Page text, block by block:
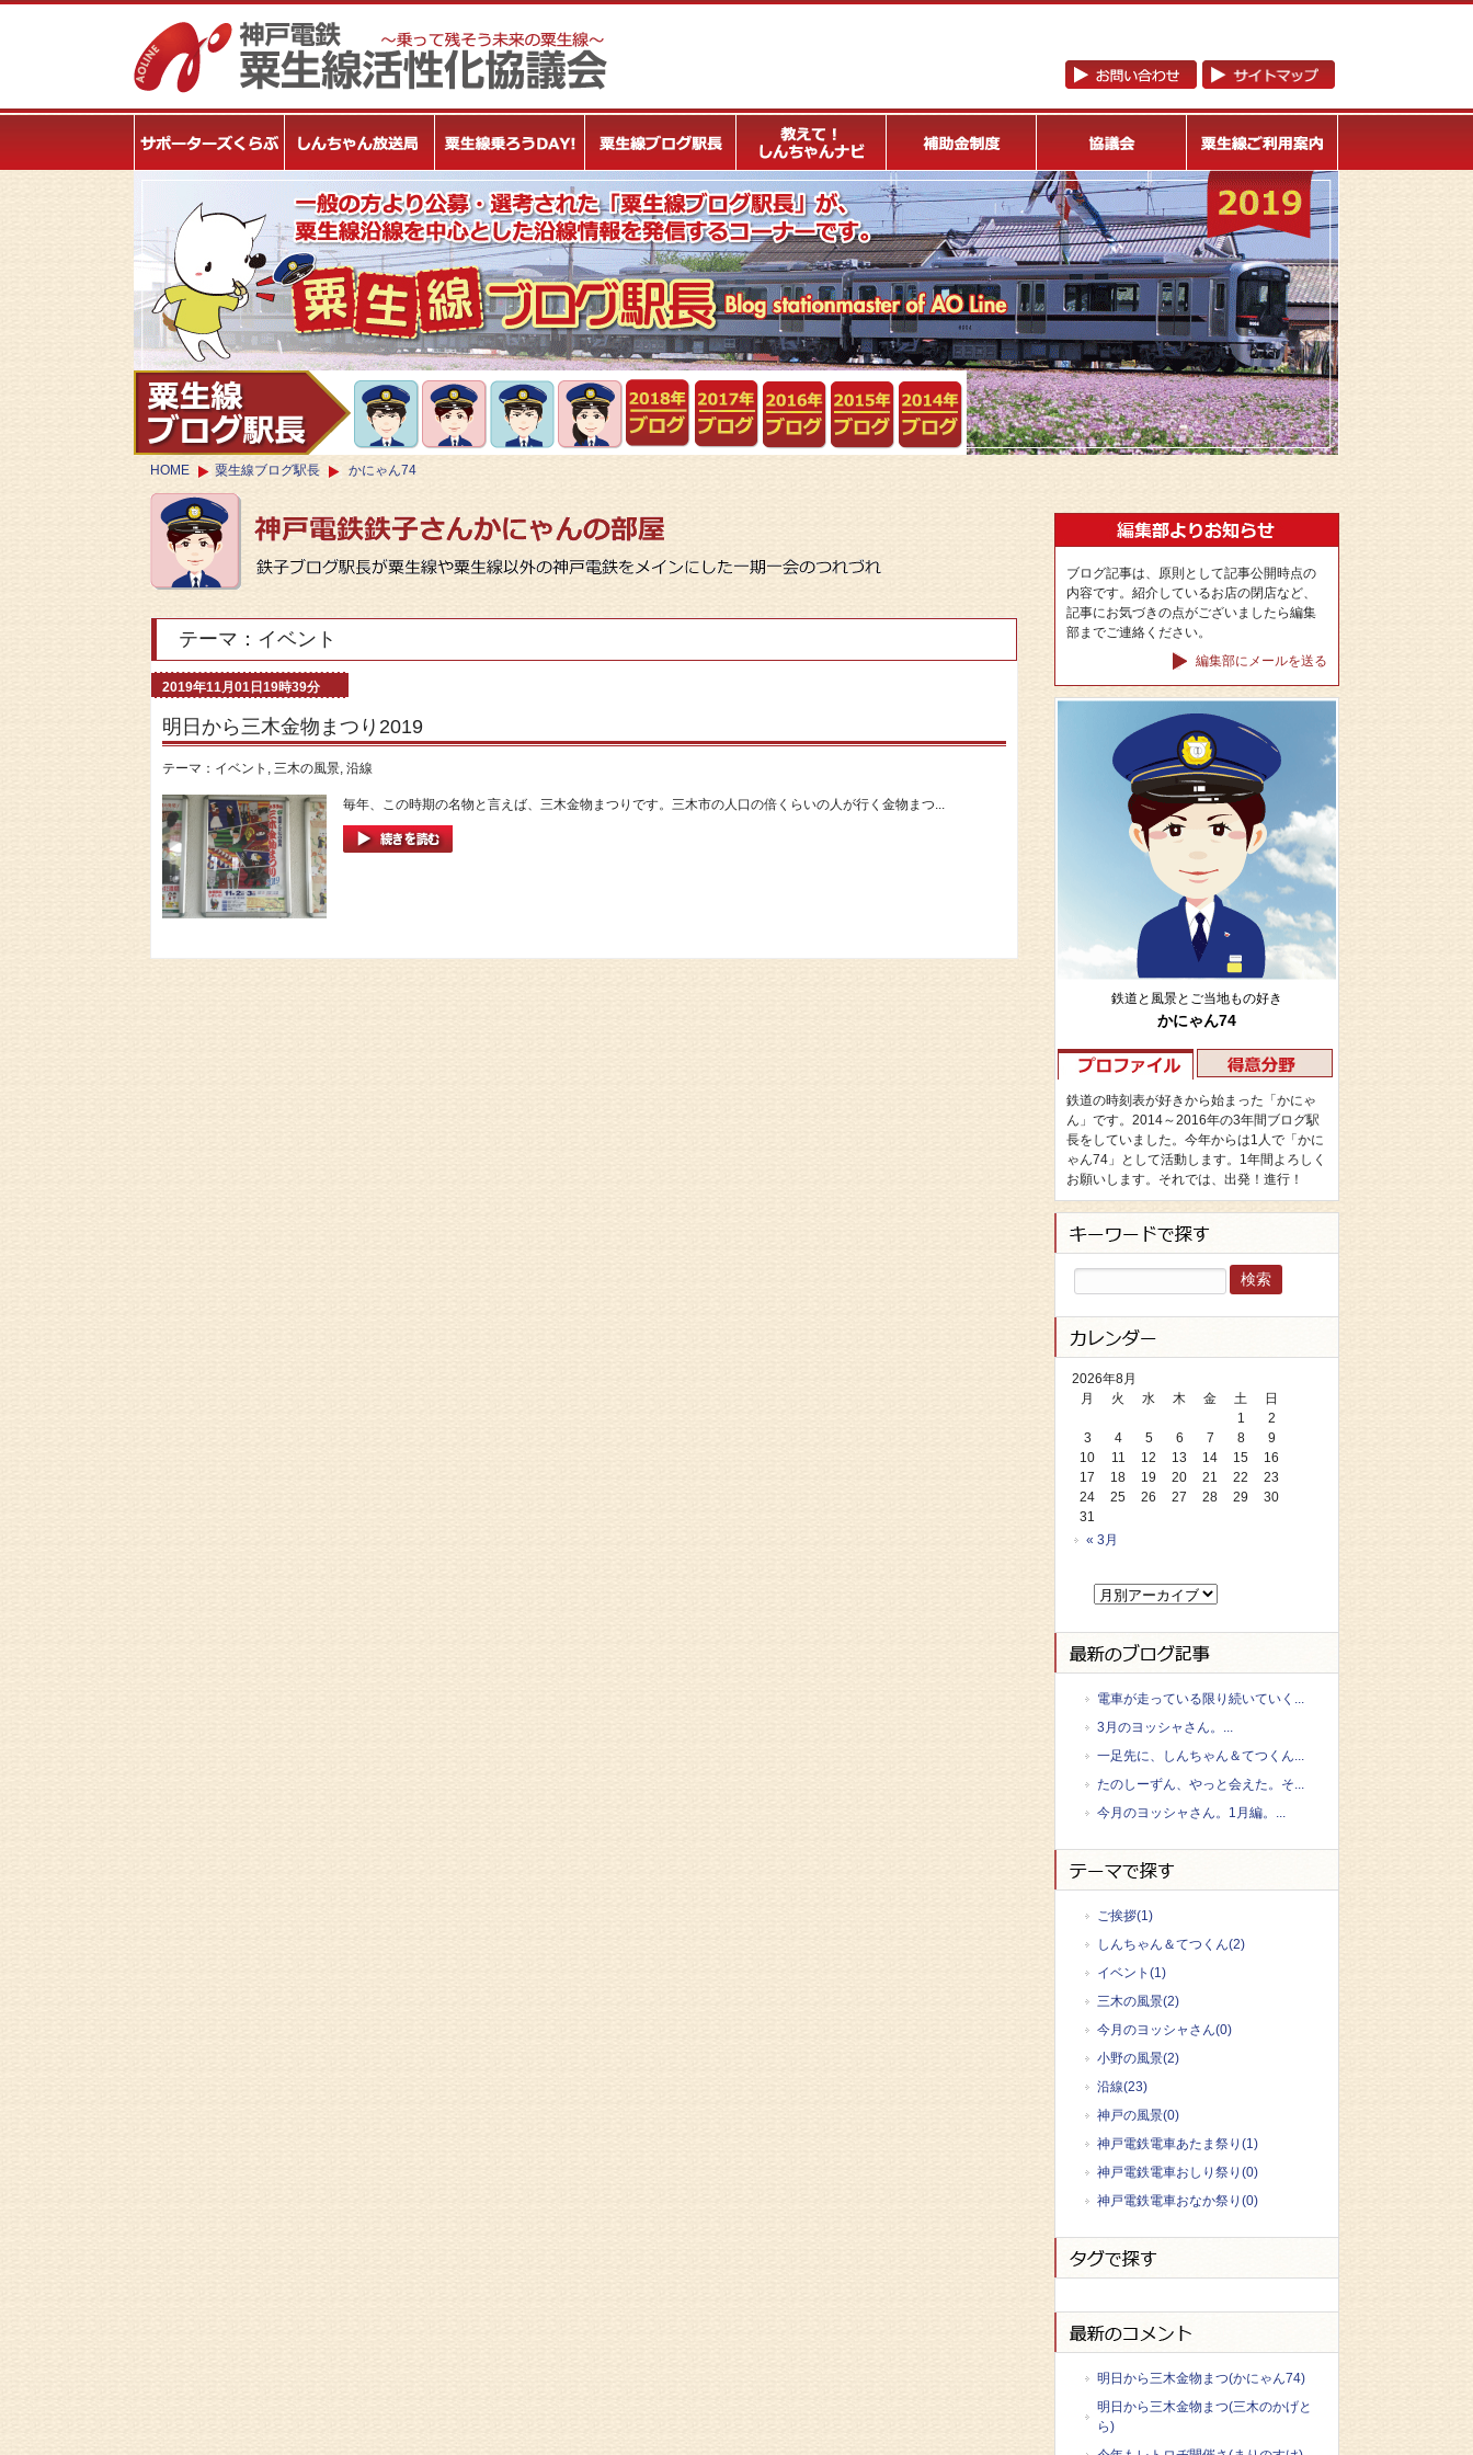
HOME 粟生線ブログ駅長 かにゃん74
テーマ：イベント
2019年11月01日19時39分
明日から三木金物まつり2019
テーマ： イベント , 三木の風景, 沿線
毎年、この時期の名物と言えば、三木金物まつりです。三木市の人口の倍くらいの人が行く金物まつ...
ブログ記事は、原則として記事公開時点の
内容です。紹介しているお店の閉店など、
記事にお気づきの点がございましたら編集
部までご連絡ください。
編集部にメールを送る
鉄道と風景とご当地もの好き
かにゃん74
鉄道の時刻表が好きから始まった「かにゃ
ん」です。2014～2016年の3年間ブログ駅
長をしていました。今年からは1人で「かに
ゃん74」として活動します。1年間よろしく
お願いします。それでは、出発！進行！
検
索:
2026年8月
月
火 水 木 金 土
日
1
2
3
4 5 6 7 8
9
10
11 12 13 14 15
16
17
18 19 20 21 22
23
24
25 26 27 28 29
30
31
« 3月
電車が走っている限り続いていく...
3月のヨッシャさん。...
一足先に、しんちゃん＆てつくん...
たのしーずん、やっと会えた。そ...
今月のヨッシャさん。1月編。...
ご挨拶(1)
しんちゃん＆てつくん(2)
イベント(1)
三木の風景(2)
今月のヨッシャさん(0)
小野の風景(2)
沿線(23)
神戸の風景(0)
神戸電鉄電車あたま祭り(1)
神戸電鉄電車おしり祭り(0)
神戸電鉄電車おなか祭り(0)
明日から三木金物まつ(かにゃん74)
明日から三木金物まつ(三木のかげと
ら)